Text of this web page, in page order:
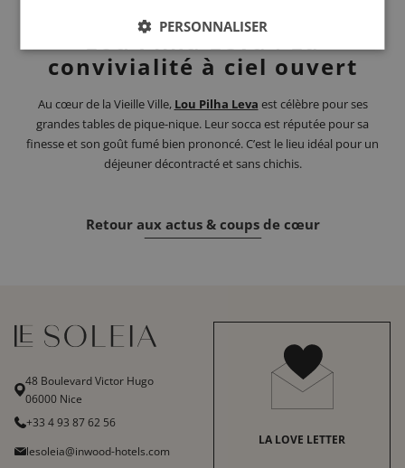
Lou Pilha Leva : La
convivialité à ciel ouvert
Au cœur de la Vieille Ville, Lou Pilha Leva est célèbre pour ses
grandes tables de pique-nique. Leur socca est réputée pour sa
finesse et son goût fumé bien prononcé. C’est le lieu idéal pour un
déjeuner décontracté et sans chichis.
Retour aux actus & coups de cœur
48 Boulevard Victor Hugo
06000 Nice
+33 4 93 87 62 56
lesoleia@inwood-hotels.com
LA LOVE LETTER
PERSONNALISER